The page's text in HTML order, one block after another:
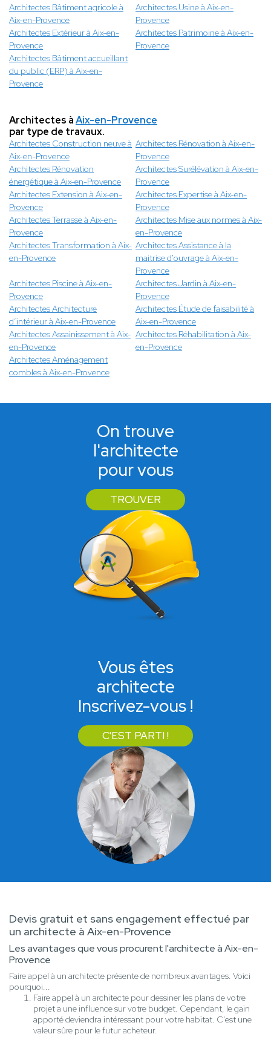
Architectes Bâtiment agricole à
Aix-en-Provence
Architectes Usine à Aix-en-
Provence
Architectes Extérieur à Aix-en-
Provence
Architectes Patrimoine à Aix-en-
Provence
Architectes Bâtiment accueillant
du public (ERP) à Aix-en-
Provence
Architectes àAix-en-Provence
par type de travaux.
Architectes Construction neuve à
Aix-en-Provence
Architectes Rénovation à Aix-en-
Provence
Architectes Rénovation
énergétique à Aix-en-Provence
Architectes Surélévation à Aix-en-
Provence
Architectes Extension à Aix-en-
Provence
Architectes Expertise à Aix-en-
Provence
Architectes Terrasse à Aix-en-
Provence
Architectes Mise aux normes à Aix-
en-Provence
Architectes Transformation à Aix-
en-Provence
Architectes Assistance à la
maitrise d'ouvrage à Aix-en-
Provence
Architectes Piscine à Aix-en-
Provence
Architectes Jardin à Aix-en-
Provence
Architectes Architecture
d’intérieur à Aix-en-Provence
Architectes Étude de faisabilité à
Aix-en-Provence
Architectes Assainissement à Aix-
en-Provence
Architectes Réhabilitation à Aix-
en-Provence
Architectes Aménagement
combles à Aix-en-Provence
On trouve
l'architecte
pour vous
TROUVER
Vous êtes
architecte
Inscrivez-vous !
C'EST PARTI !
Devis gratuit et sans engagement effectué par
un architecte à Aix-en-Provence
Les avantages que vous procurent l'architecte à Aix-en-
Provence
Faire appel à un architecte présente de nombreux avantages. Voici
pourquoi...
Faire appel à un architecte pour dessiner les plans de votre
projet a une influence sur votre budget. Cependant, le gain
apporté deviendra intéressant pour votre habitat. C'est une
valeur sûre pour le futur acheteur.